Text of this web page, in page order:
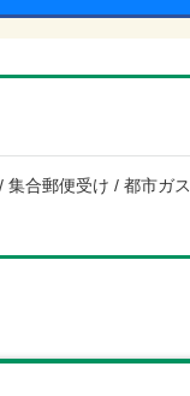
合郵便受け / 都市ガ